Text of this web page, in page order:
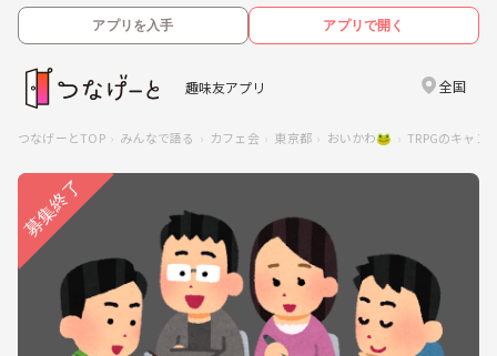
アプリを入手 アプリで開く
趣味友アプリ 全国
つなげーとTOP みんなで語る カフェ会 東京都 おいかわ🐸 TRPGのキャン